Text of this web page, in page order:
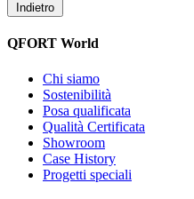
Indietro
QFORT World
Chi siamo
Sostenibilità
Posa qualificata
Qualità Certificata
Showroom
Case History
Progetti speciali